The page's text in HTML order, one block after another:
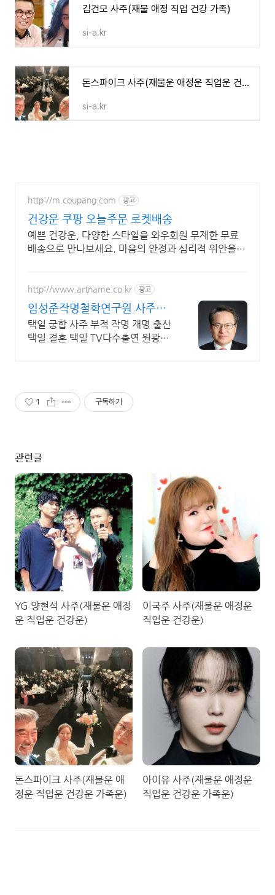
김건모 사주(재물 애정 직업 건강 가족)
si-a.kr
돈스파이크 사주(재물운 애정운 직업운 건강운 가족운)
si-a.kr
http://m.coupang.com 광고
건강운 쿠팡 오늘주문 로켓배송
예쁜 건강운, 다양한 스타일을 와우회원 무제한 무료
배송으로 만나보세요. 마음의 안정과 심리적 위안을
http://www.artname.co.kr 광고
임성준작명철학연구원 사주상
담 TV다수출연 원광대학원출신
택일 궁합 사주 부적 작명 개명 출산
택일 결혼 택일 TV다수출연 원광대
1 구독하기
관련글
YG 양현석 사주(재물운 애정
운 직업운 건강운)
이국주 사주(재물운 애정운
직업운 건강운)
돈스파이크 사주(재물운 애
정운 직업운 건강운 가족운)
아이유 사주(재물운 애정운
직업운 건강운 가족운)